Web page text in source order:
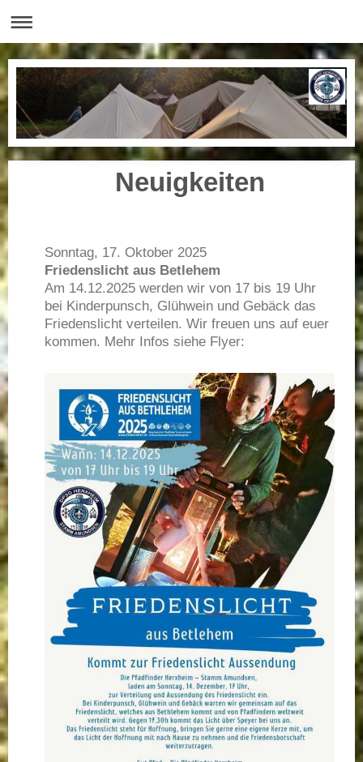
Neuigkeiten
Sonntag, 17. Oktober 2025
Friedenslicht aus Betlehem
Am 14.12.2025 werden wir von 17 bis 19 Uhr
bei Kinderpunsch, Glühwein und Gebäck das
Friedenslicht verteilen. Wir freuen uns auf euer
kommen. Mehr Infos siehe Flyer: